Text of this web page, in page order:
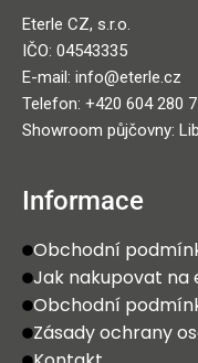
Eterle CZ, s.r.o.
IČO: 04543335
E-mail: info@eterle.cz
Telefon: +420 604 280
Showroom půjčovny:
Informace
Obchodní
Jak nakupovat na
Obchodní
Zásady ochrany